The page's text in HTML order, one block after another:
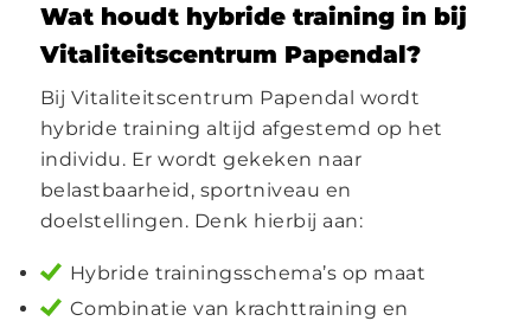
Wat houdt hybride training in bij
Vitaliteitscentrum Papendal?
Bij Vitaliteitscentrum Papendal wordt
hybride training altijd afgestemd op het
individu. Er wordt gekeken naar
belastbaarheid, sportniveau en
doelstellingen. Denk hierbij aan:
Hybride trainingsschema’s op maat
Combinatie van krachttraining en